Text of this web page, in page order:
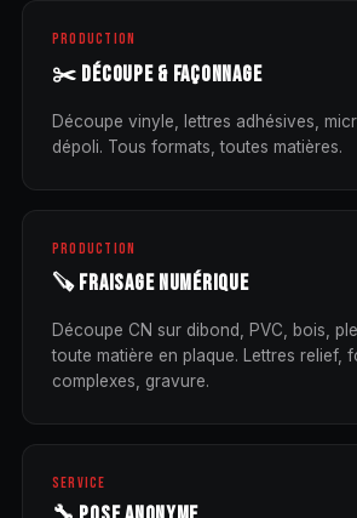
PRODUCTION
✂️ DÉCOUPE & FAÇONNAGE
Découpe vinyle, lettres adhésives,
dépoli. Tous formats, toutes matières.
PRODUCTION
🪚 FRAISAGE NUMÉRIQUE
Découpe CN sur dibond, PVC, bois,
toute matière en plaque. Lettres relief,
complexes, gravure.
SERVICE